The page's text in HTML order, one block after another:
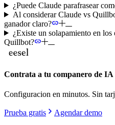
¿Puede Claude parafrasear
Al considerar Claude vs
ganador claro?
¿Existe un solapamiento en los
Quillbot?
Contrata a tu companero de IA
Configuracion en minutos. Sin
Prueba gratis
Agendar demo